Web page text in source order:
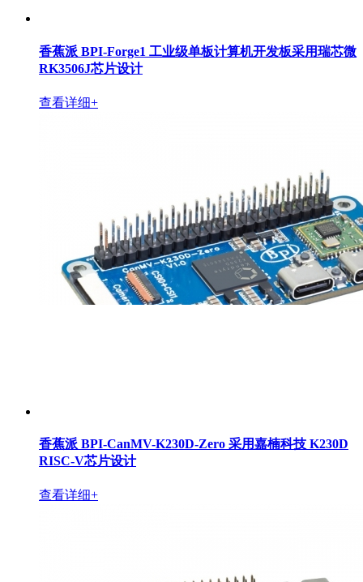
香蕉派 BPI-Forge1 工业级单板计算机开发板采用瑞芯微
RK3506J芯片设计
查看详细+
香蕉派 BPI-CanMV-K230D-Zero 采用嘉楠科技 K230D
RISC-V芯片设计
查看详细+